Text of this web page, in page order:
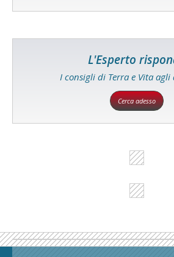
L'Esperto
I consigli di Terra e Vita
Cerca adesso